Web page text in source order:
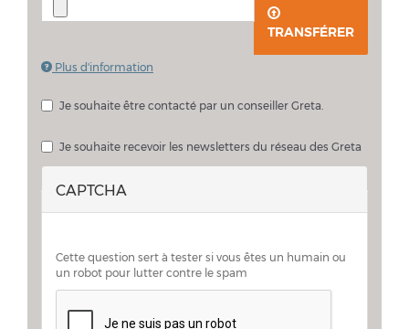
TRANSFÉRER
Plus d'information
Extensions autorisées :pdf doc docx.
Je souhaite être contacté par un conseiller Greta.
Je souhaite recevoir les newsletters du réseau des Greta
CAPTCHA
Cette question sert à tester si vous êtes un humain ou
un robot pour lutter contre le spam